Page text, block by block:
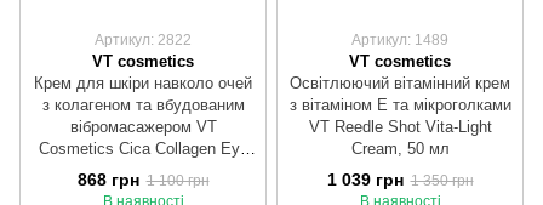
Артикул: 2822
VT cosmetics
Крем для шкіри навколо очей
з колагеном та вбудованим
вібромасажером VT
Cosmetics Cica Collagen Eye
Cream, 30 мл
868 грн 1 100 грн
Артикул: 1489
VT cosmetics
Освітлюючий вітамінний крем
з вітаміном Е та мікроголками
VT Reedle Shot Vita-Light
Cream, 50 мл
1 039 грн 1 350 грн